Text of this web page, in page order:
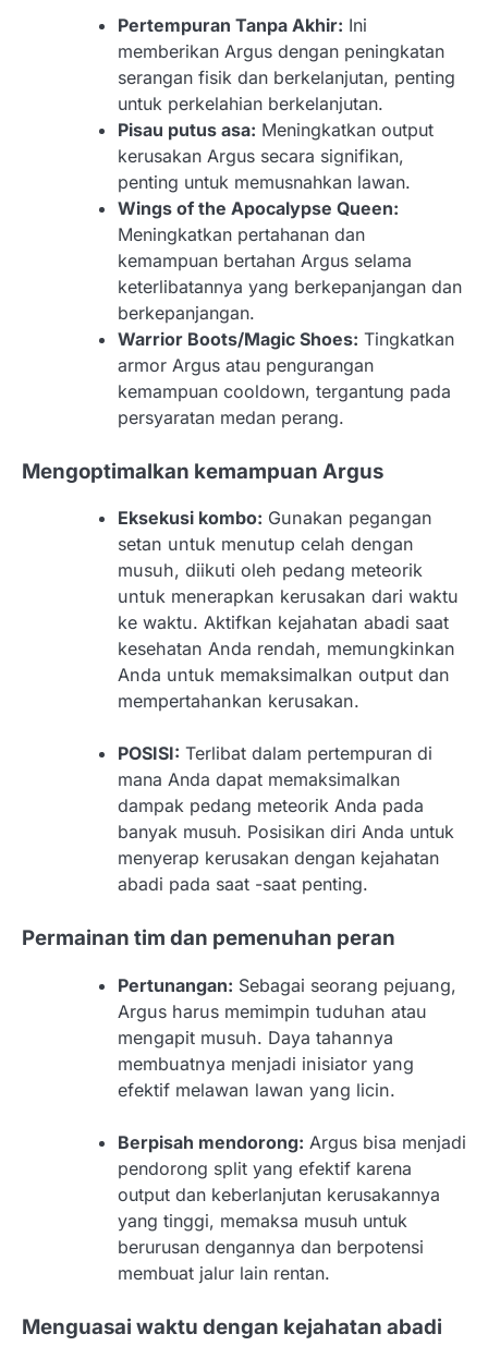
Pertempuran Tanpa Akhir: Ini
memberikan Argus dengan peningkatan
serangan fisik dan berkelanjutan, penting
untuk perkelahian berkelanjutan.
Pisau putus asa: Meningkatkan output
kerusakan Argus secara signifikan,
penting untuk memusnahkan lawan.
Wings of the Apocalypse Queen:
Meningkatkan pertahanan dan
kemampuan bertahan Argus selama
keterlibatannya yang berkepanjangan dan
berkepanjangan.
Warrior Boots/Magic Shoes: Tingkatkan
armor Argus atau pengurangan
kemampuan cooldown, tergantung pada
persyaratan medan perang.
Mengoptimalkan kemampuan Argus
Eksekusi kombo: Gunakan pegangan
setan untuk menutup celah dengan
musuh, diikuti oleh pedang meteorik
untuk menerapkan kerusakan dari waktu
ke waktu. Aktifkan kejahatan abadi saat
kesehatan Anda rendah, memungkinkan
Anda untuk memaksimalkan output dan
mempertahankan kerusakan.
POSISI: Terlibat dalam pertempuran di
mana Anda dapat memaksimalkan
dampak pedang meteorik Anda pada
banyak musuh. Posisikan diri Anda untuk
menyerap kerusakan dengan kejahatan
abadi pada saat -saat penting.
Permainan tim dan pemenuhan peran
Pertunangan: Sebagai seorang pejuang,
Argus harus memimpin tuduhan atau
mengapit musuh. Daya tahannya
membuatnya menjadi inisiator yang
efektif melawan lawan yang licin.
Berpisah mendorong: Argus bisa menjadi
pendorong split yang efektif karena
output dan keberlanjutan kerusakannya
yang tinggi, memaksa musuh untuk
berurusan dengannya dan berpotensi
membuat jalur lain rentan.
Menguasai waktu dengan kejahatan abadi